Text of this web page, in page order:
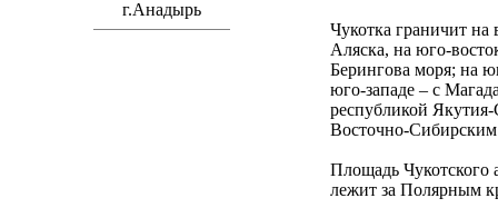
Чукотка граничит на
Аляска, на юго-
Берингова моря; на
юго-западе – с
республикой
Восточно-
Площадь Чукотского
лежит за Полярным